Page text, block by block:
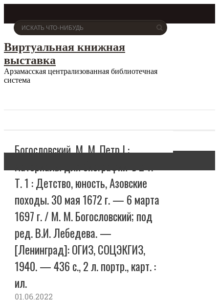
Виртуальная книжная
выставка
Арзамасская централизованная библиотечная
система
Богословский, М. М. Петр I :
материалы для биографии: в 2 т.
Т. 1 : Детство, юность, Азовские
походы. 30 мая 1672 г. — 6 марта
1697 г. / М. М. Богословский; под
ред. В.И. Лебедева. —
[Ленинград]: ОГИЗ, СОЦЭКГИЗ,
1940. — 436 с., 2 л. портр., карт. :
ил.
01.06.2022